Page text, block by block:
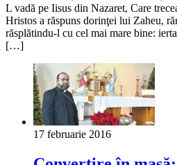
L vadă pe Iisus din Nazaret, Care
Hristos a răspuns dorinţei lui Zaheu,
răsplătindu-l cu cel mai mare bine:
[…]
17 februarie 2016